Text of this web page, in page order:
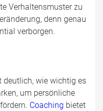
Verhaltensmuster zu
denn genau
verborgen.
deutlich, wie wichtig es
um persönliche
Coaching bietet